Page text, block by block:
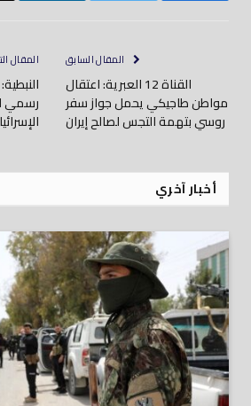
المقال السابق
القناة 12 العبرية: اعتقال
مواطن طاجيكي يحمل جواز سفر
روسي بتهمة التجس لصالح إيران
المقال
رسمي
أخبار آخري